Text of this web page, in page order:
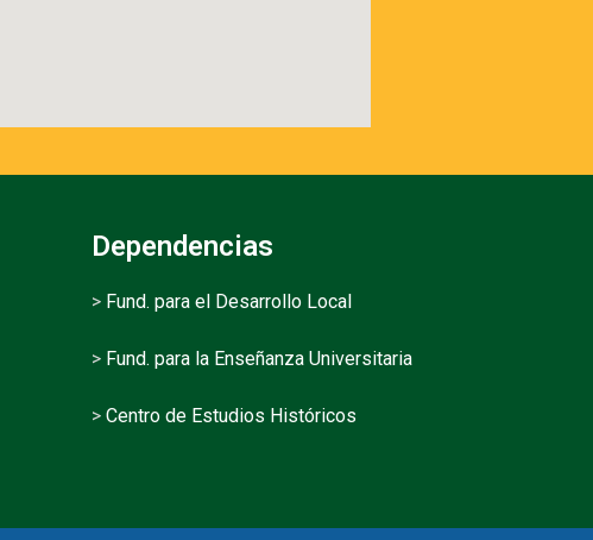
Dependencias
> Fund. para el Desarrollo Local
> Fund. para la Enseñanza Universitaria
> Centro de Estudios Históricos